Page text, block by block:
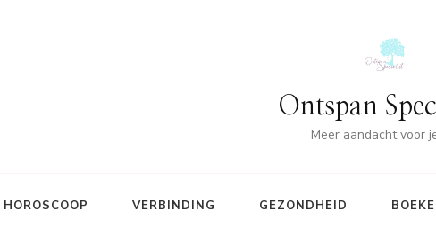
Ontspan
Meer aandacht voor
HOROSCOOP VERBINDING GEZONDHEID